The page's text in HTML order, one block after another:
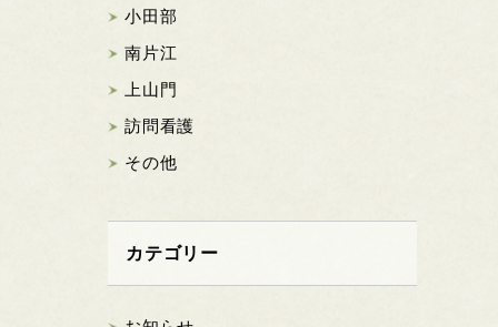
小田部
南片江
上山門
訪問看護
その他
カテゴリー